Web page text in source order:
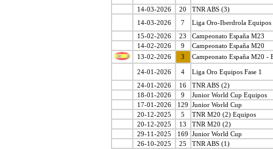
14-03-2026
20
TNR ABS (3)
14-03-2026
7
Liga Oro-Iberdrola Equipos
15-02-2026
23
Campeonato España M23
14-02-2026
9
Campeonato España M20
13-02-2026
3 Campeonato España M20 -
24-01-2026 4
Liga Oro Equipos Fase 1
24-01-2026
16
TNR ABS (2)
18-01-2026
9
Junior World Cup Equipos
17-01-2026
129 Junior World Cup
20-12-2025
5
TNR M20 (2) Equipos
20-12-2025
13
TNR M20 (2)
29-11-2025
169 Junior World Cup
26-10-2025
25
TNR ABS (1)